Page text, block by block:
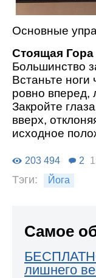
Основные
Стоящая Гора
Большинство
Встаньте ноги
ровно вперед,
Закройте
вверх,
исходное
203 494 2
Тэги: Йога
Самое
лишнего